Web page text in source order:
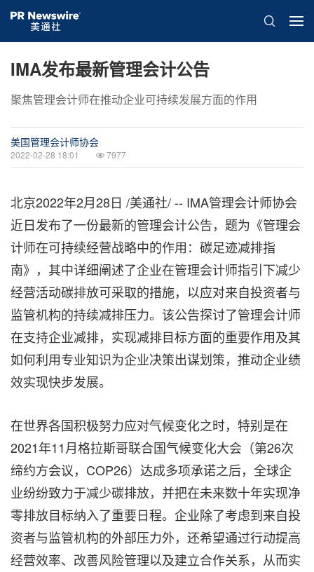
IMA发布最新管理会计公告
聚焦管理会计师在推动企业可持续发展方面的作用
美国管理会计师协会
2022-02-28 18:01 7977
北京2022年2月28日 /美通社/ -- IMA管理会计师协会
近日发布了一份最新的管理会计公告，题为《管理会
计师在可持续经营战略中的作用：碳足迹减排指
南》，其中详细阐述了企业在管理会计师指引下减少
经营活动碳排放可采取的措施，以应对来自投资者与
监管机构的持续减排压力。该公告探讨了管理会计师
在支持企业减排，实现减排目标方面的重要作用及其
如何利用专业知识为企业决策出谋划策，推动企业绩
效实现快步发展。
在世界各国积极努力应对气候变化之时，特别是在
2021年11月格拉斯哥联合国气候变化大会（第26次
缔约方会议，COP26）达成多项承诺之后，全球企
业纷纷致力于减少碳排放，并把在未来数十年实现净
零排放目标纳入了重要日程。企业除了考虑到来自投
资者与监管机构的外部压力外，还希望通过行动提高
经营效率、改善风险管理以及建立合作关系，从而实